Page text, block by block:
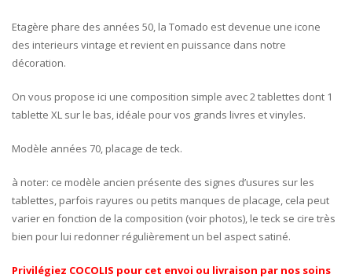
Etagère phare des années 50, la Tomado est devenue une icone
des interieurs vintage et revient en puissance dans notre
décoration.
On vous propose ici une composition simple avec 2 tablettes dont 1
tablette XL sur le bas, idéale pour vos grands livres et vinyles.
Modèle années 70, placage de teck.
à noter: ce modèle ancien présente des signes d’usures sur les
tablettes, parfois rayures ou petits manques de placage, cela peut
varier en fonction de la composition (voir photos), le teck se cire très
bien pour lui redonner régulièrement un bel aspect satiné.
Privilégiez COCOLIS pour cet envoi ou livraison par nos soins